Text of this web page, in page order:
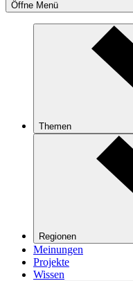
Öffne Menü
Themen
Regionen
Meinungen
Projekte
Wissen